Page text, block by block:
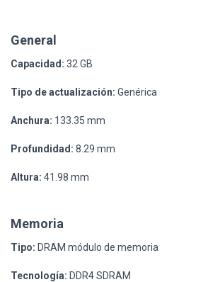
General
Capacidad: 32 GB
Tipo de actualización: Genérica
Anchura: 133.35 mm
Profundidad: 8.29 mm
Altura: 41.98 mm
Memoria
Tipo: DRAM módulo de memoria
Tecnología: DDR4 SDRAM